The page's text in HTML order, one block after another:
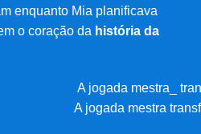
enquanto Mia planificava
o coração da história da
A jogada mestra